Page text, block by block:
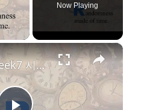
Video
Now Playing
×
rstat101 week7 시간을 이용한 무작위수 만들기